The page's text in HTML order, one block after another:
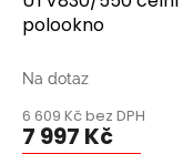
polookno
Na dotaz
6 609 Kč bez DPH
7 997 Kč